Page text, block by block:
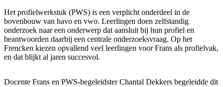
Het profielwerkstuk (PWS) is een verplicht onderdeel in de
bovenbouw van havo en vwo. Leerlingen doen zelfstandig
onderzoek naar een onderwerp dat aansluit bij hun profiel en
beantwoorden daarbij een centrale onderzoeksvraag. Op het
Frencken kiezen opvallend veel leerlingen voor Frans als profielvak,
en dat blijkt al jaren succesvol.
Docente Frans en PWS-begeleidster Chantal Dekkers begeleidde dit